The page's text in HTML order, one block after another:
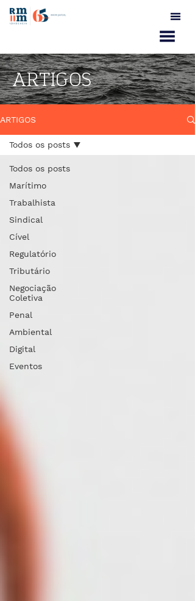
ARTIGOS
ARTIGOS
Todos os posts
Marítimo
Trabalhista
Sindical
Cível
Regulatório
Tributário
Negociação
Coletiva
Penal
Ambiental
Digital
Eventos
Todos os posts